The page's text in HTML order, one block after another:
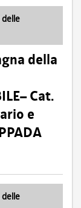
della
Cat.
e